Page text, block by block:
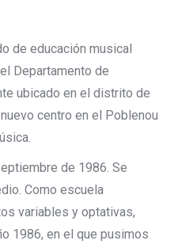
de educación musical
Departamento de
ubicado en el distrito de
centro en el Poblenou
de 1986. Se
Como escuela
variables y optativas,
1986, en el que pusimos